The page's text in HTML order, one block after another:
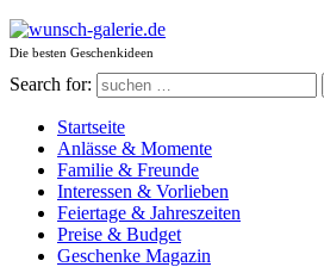
Die besten Geschenkideen
Search for:
Startseite
Anlässe & Momente
Familie & Freunde
Interessen & Vorlieben
Feiertage & Jahreszeiten
Preise & Budget
Geschenke Magazin